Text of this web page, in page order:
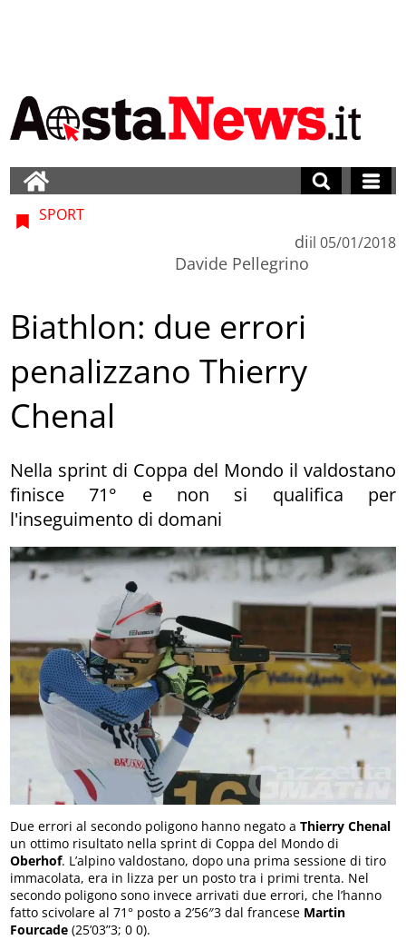
SPORT
di
Davide Pellegrino
il 05/01/2018
Biathlon: due errori
penalizzano Thierry
Chenal
Nella sprint di Coppa del Mondo il valdostano
finisce 71° e non si qualifica per
l'inseguimento di domani
Due errori al secondo poligono hanno negato aThierry Chenal
un ottimo risultato nella sprint di Coppa del Mondo di
Oberhof. L’alpino valdostano, dopo una prima sessione di tiro
immacolata, era in lizza per un posto tra i primi trenta. Nel
secondo poligono sono invece arrivati due errori, che l’hanno
fatto scivolare al 71° posto a 2’56″3 dal francese Martin
Fourcade(25’03”3; 0 0).